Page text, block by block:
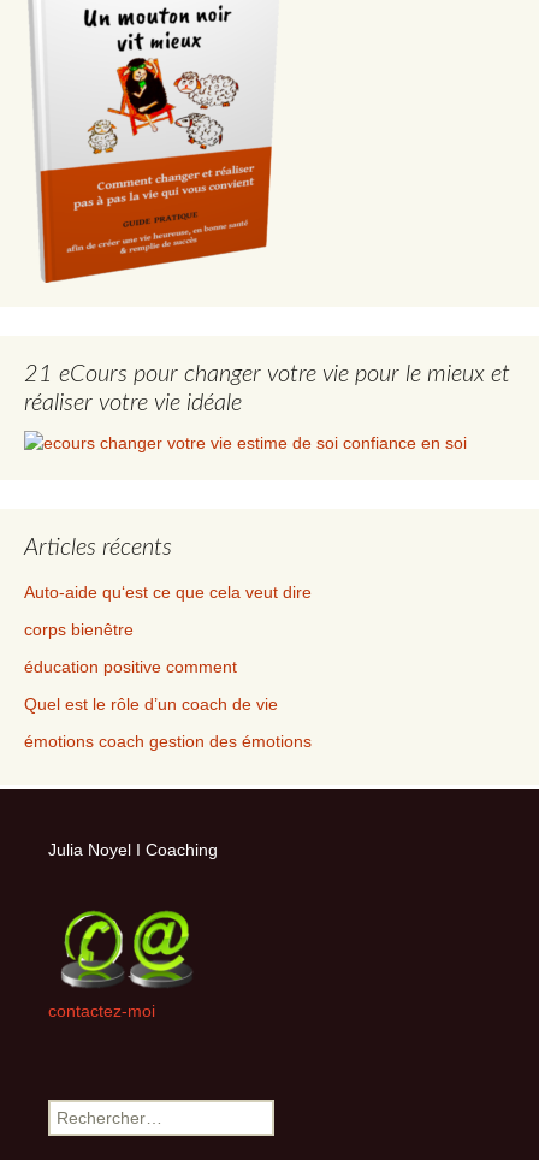
21 eCours pour changer votre vie pour le mieux et
réaliser votre vie idéale
Articles récents
Auto-aide qu‘est ce que cela veut dire
corps bienêtre
éducation positive comment
Quel est le rôle d’un coach de vie
émotions coach gestion des émotions
Julia Noyel I Coaching
contactez-moi
Rechercher :